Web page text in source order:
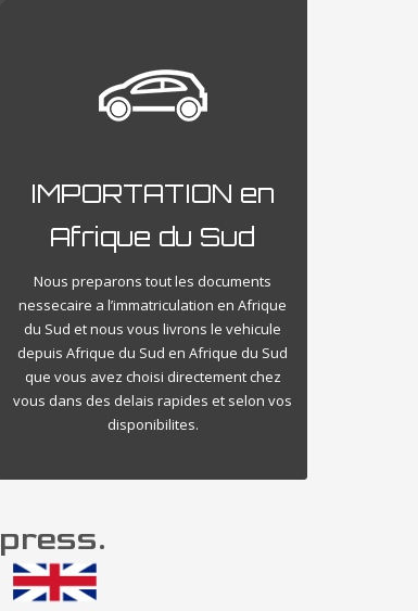
IMPORTATION en
Afrique du Sud
Nous preparons tout les documents
nessecaire a l’immatriculation en Afrique
du Sud et nous vous livrons le vehicule
depuis Afrique du Sud en Afrique du Sud
que vous avez choisi directement chez
vous dans des delais rapides et selon vos
disponibilites.